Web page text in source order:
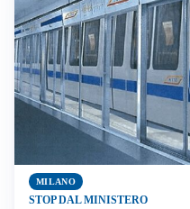
MILANO
STOP DAL MINISTERO